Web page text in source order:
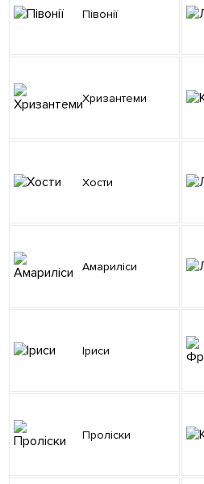
Півонії
Хризантеми
Хости
Амариліси
Іриси
Проліски